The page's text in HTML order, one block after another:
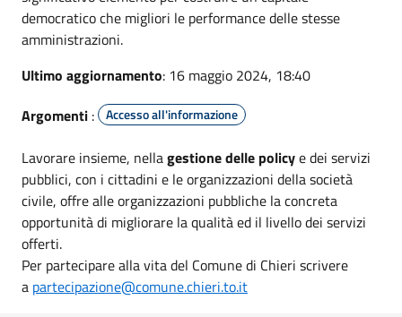
democratico che migliori le performance delle stesse
amministrazioni.
Ultimo aggiornamento: 16 maggio 2024, 18:40
Argomenti : Accesso all'informazione
Lavorare insieme, nellagestione delle policye dei servizi
pubblici, con i cittadini e le organizzazioni della società
civile, offre alle organizzazioni pubbliche la concreta
opportunità di migliorare la qualità ed il livello dei servizi
offerti.
Per partecipare alla vita del Comune di Chieri scrivere
a partecipazione@comune.chieri.to.it